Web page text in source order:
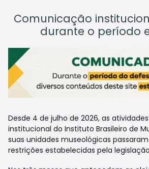
Comunicação
durante o período
Desde 4 de julho de 2026, as
institucional do Instituto Brasileiro de
suas unidades museológicas
restrições estabelecidas pela